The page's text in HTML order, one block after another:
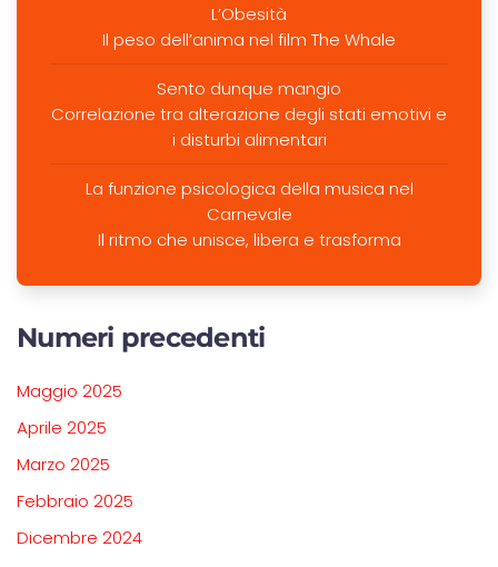
L’Obesità
Il peso dell’anima nel film The Whale
Sento dunque mangio
Correlazione tra alterazione degli stati emotivi e
i disturbi alimentari
La funzione psicologica della musica nel
Carnevale
Il ritmo che unisce, libera e trasforma
Numeri precedenti
Maggio 2025
Aprile 2025
Marzo 2025
Febbraio 2025
Dicembre 2024